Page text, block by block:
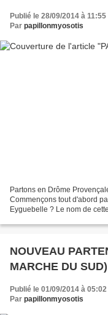
Publié le 28/09/2014 à 11:55
Par papillonmyosotis
Partons en Drôme
Commençons tout d'abord
Eyguebelle ? Le nom de
NOUVEAU
MARCHE DU SUD)
Publié le 01/09/2014 à 05:02
Par papillonmyosotis